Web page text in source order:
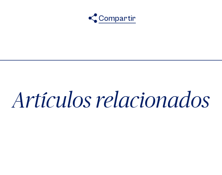
Compartir
Artículos relacionados